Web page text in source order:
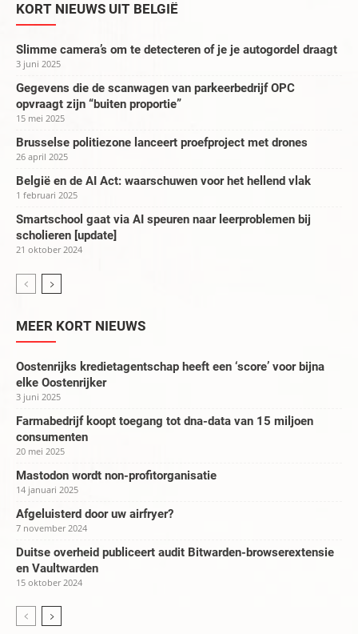
KORT NIEUWS UIT BELGIË
Slimme camera’s om te detecteren of je je autogordel draagt
3 juni 2025
Gegevens die de scanwagen van parkeerbedrijf OPC
opvraagt zijn “buiten proportie”
15 mei 2025
Brusselse politiezone lanceert proefproject met drones
26 april 2025
België en de AI Act: waarschuwen voor het hellend vlak
1 februari 2025
Smartschool gaat via AI speuren naar leerproblemen bij
scholieren [update]
21 oktober 2024
MEER KORT NIEUWS
Oostenrijks kredietagentschap heeft een ‘score’ voor bijna
elke Oostenrijker
3 juni 2025
Farmabedrijf koopt toegang tot dna-data van 15 miljoen
consumenten
20 mei 2025
Mastodon wordt non-profitorganisatie
14 januari 2025
Afgeluisterd door uw airfryer?
7 november 2024
Duitse overheid publiceert audit Bitwarden-browserextensie
en Vaultwarden
15 oktober 2024